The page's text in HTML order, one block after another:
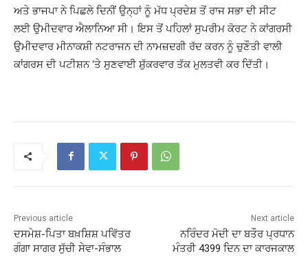
ਅਤੇ ਭਾਜਪਾ ਨੇ ਪਿਛਲੇ ਦਿਨੀਂ ਉਨ੍ਹਾਂ ਨੂੰ ਮੱਧ ਪ੍ਰਦੇਸ਼ ਤੋਂ ਰਾਜ ਸਭਾ ਦੀ ਸੀਟ
ਲਈ ਉਮੀਦਵਾਰ ਐਲਾਨਿਆ ਸੀ। ਇਸ ਤੋਂ ਪਹਿਲਾਂ ਸੁਪਰੀਮ ਕੋਰਟ ਨੇ ਕਾਂਗਰਸੀ
ਉਮੀਦਵਾਰ ਮੀਨਾਕਸ਼ੀ ਨਟਰਾਜਨ ਦੀ ਨਾਮਜ਼ਦਗੀ ਰੱਦ ਕਰਨ ਨੂੰ ਚੁਣੌਤੀ ਵਾਲੀ
ਕਾਂਗਰਸ ਦੀ ਪਟੀਸ਼ਨ ‘ਤੇ ਸੁਣਵਾਈ ਸ਼ੁੱਕਰਵਾਰ ਤੱਕ ਮੁਲਤਵੀ ਕਰ ਦਿੱਤੀ।
Previous article
ਦਸਮੇਸ਼-ਪਿਤਾ ਬਖ਼ਸ਼ਿਸ਼ ਪਵਿੱਤਰ
ਗੰਗਾ ਸਾਗਰ ਸੁੱਚੀ ਸੇਵਾ-ਸੰਭਾਲ
Next article
ਨਰਿੰਦਰ ਮੋਦੀ ਦਾ ਬਤੌਰ ਪ੍ਰਧਾਨ
ਮੰਤਰੀ 4399 ਦਿਨ ਦਾ ਕਾਰਜਕਾਲ